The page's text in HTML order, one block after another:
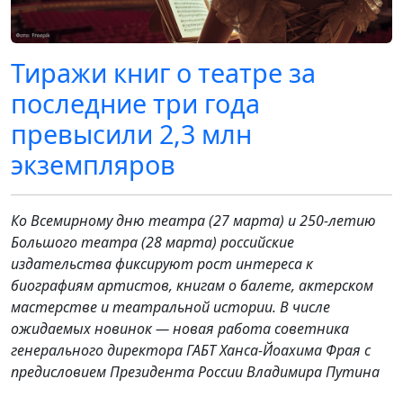
Тиражи книг о театре за
последние три года
превысили 2,3 млн
экземпляров
Ко Всемирному дню театра (27 марта) и 250-летию
Большого театра (28 марта) российские
издательства фиксируют рост интереса к
биографиям артистов, книгам о балете, актерском
мастерстве и театральной истории. В числе
ожидаемых новинок — новая работа советника
генерального директора ГАБТ Ханса-Йоахима Фрая с
предисловием Президента России Владимира Путина